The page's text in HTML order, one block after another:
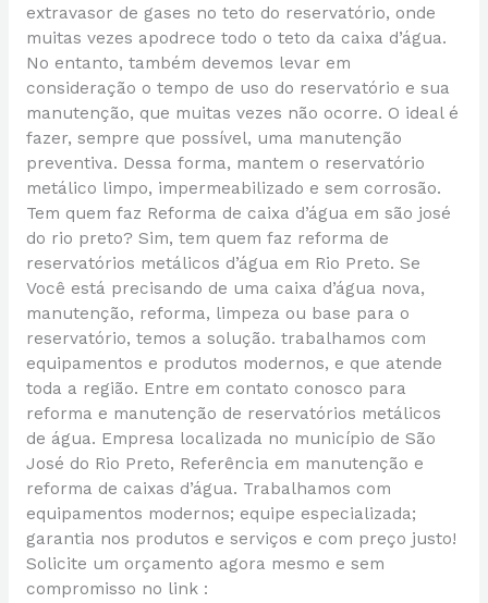
extravasor de gases no teto do reservatório, onde
muitas vezes apodrece todo o teto da caixa d’água.
No entanto, também devemos levar em
consideração o tempo de uso do reservatório e sua
manutenção, que muitas vezes não ocorre. O ideal é
fazer, sempre que possível, uma manutenção
preventiva. Dessa forma, mantem o reservatório
metálico limpo, impermeabilizado e sem corrosão.
Tem quem faz Reforma de caixa d’água em são josé
do rio preto? Sim, tem quem faz reforma de
reservatórios metálicos d’água em Rio Preto. Se
Você está precisando de uma caixa d’água nova,
manutenção, reforma, limpeza ou base para o
reservatório, temos a solução. trabalhamos com
equipamentos e produtos modernos, e que atende
toda a região. Entre em contato conosco para
reforma e manutenção de reservatórios metálicos
de água. Empresa localizada no município de São
José do Rio Preto, Referência em manutenção e
reforma de caixas d’água. Trabalhamos com
equipamentos modernos; equipe especializada;
garantia nos produtos e serviços e com preço justo!
Solicite um orçamento agora mesmo e sem
compromisso no link :